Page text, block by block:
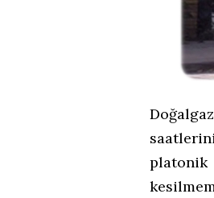
platonik